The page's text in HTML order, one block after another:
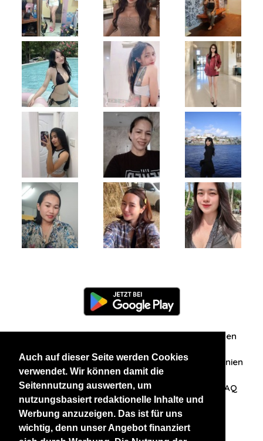
Auch auf dieser Seite werden Cookies
verwendet. Wir können damit die
Seitennutzung auswerten, um
nutzungsbasiert redaktionelle Inhalte und
Werbung anzuzeigen. Das ist für uns
wichtig, denn unser Angebot finanziert
Zuschriften/Erfahrungen
Datenschutzerklärung AGB Datenschutzrichtlinien
Nehmen Sie Kontakt mit uns auf FAQ
Unsere anderen Websites